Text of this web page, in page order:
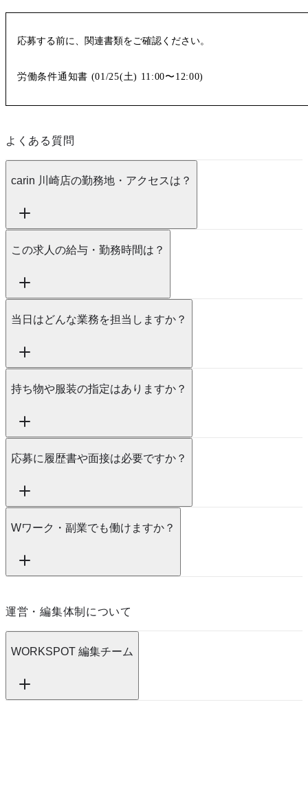
応募する前に、関連書類をご確認ください。
労働条件通知書 (01/25(土) 11:00〜12:00)
よくある質問
carin 川崎店の勤務地・アクセスは？
この求人の給与・勤務時間は？
当日はどんな業務を担当しますか？
持ち物や服装の指定はありますか？
応募に履歴書や面接は必要ですか？
Wワーク・副業でも働けますか？
運営・編集体制について
WORKSPOT 編集チーム